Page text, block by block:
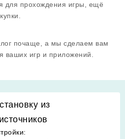
для прохождения игры, ещё
почаще, а мы сделаем вам
ваших игр и приложений.
из
: